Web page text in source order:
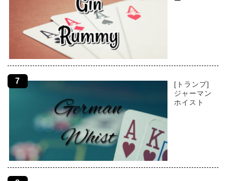
[トランプ]
ジャーマン
ホイスト